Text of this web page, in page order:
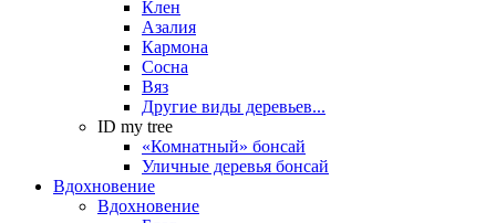
Клен
Азалия
Кармона
Сосна
Вяз
Другие виды деревьев...
ID my tree
«Комнатный» бонсай
Уличные деревья бонсай
Вдохновение
Вдохновение